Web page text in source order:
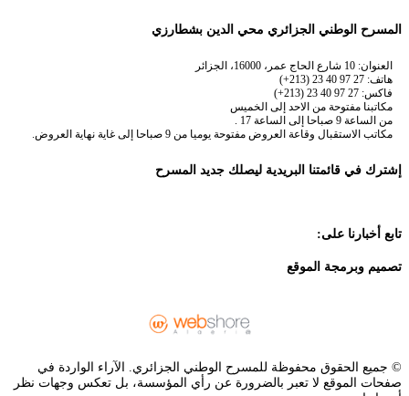
المسرح الوطني الجزائري محي الدين بشطارزي
العنوان: 10 شارع الحاج عمر، 16000، الجزائر
هاتف: 27 97 40 23 (213+)
فاكس: 27 97 40 23 (213+)
مكاتبنا مفتوحة من الاحد إلى الخميس
من الساعة 9 صباحا إلى الساعة 17 .
مكاتب الاستقبال وقاعة العروض مفتوحة يوميا من 9 صباحا إلى غاية نهاية العروض.
إشترك في قائمتنا البريدية ليصلك جديد المسرح
تابع أخبارنا على:
تصميم وبرمجة الموقع
© جميع الحقوق محفوظة للمسرح الوطني الجزائري. الآراء الواردة في
صفحات الموقع لا تعبر بالضرورة عن رأي المؤسسة، بل تعكس وجهات نظر